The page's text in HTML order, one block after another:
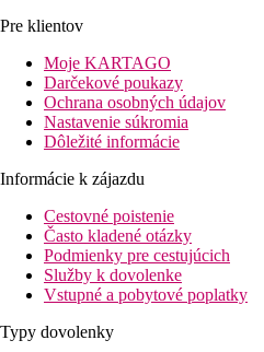
Pre klientov
Moje KARTAGO
Darčekové poukazy
Ochrana osobných údajov
Nastavenie súkromia
Dôležité informácie
Informácie k zájazdu
Cestovné poistenie
Často kladené otázky
Podmienky pre cestujúcich
Služby k dovolenke
Vstupné a pobytové poplatky
Typy dovolenky